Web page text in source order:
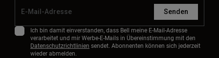
Senden
Ich bin damit einverstanden, dass Bell meine E-Mail-Adresse
verarbeitet und mir Werbe-E-Mails in Übereinstimmung mit den
Datenschutzrichtlinien sendet. Abonnenten können sich jederzeit
wieder abmelden.